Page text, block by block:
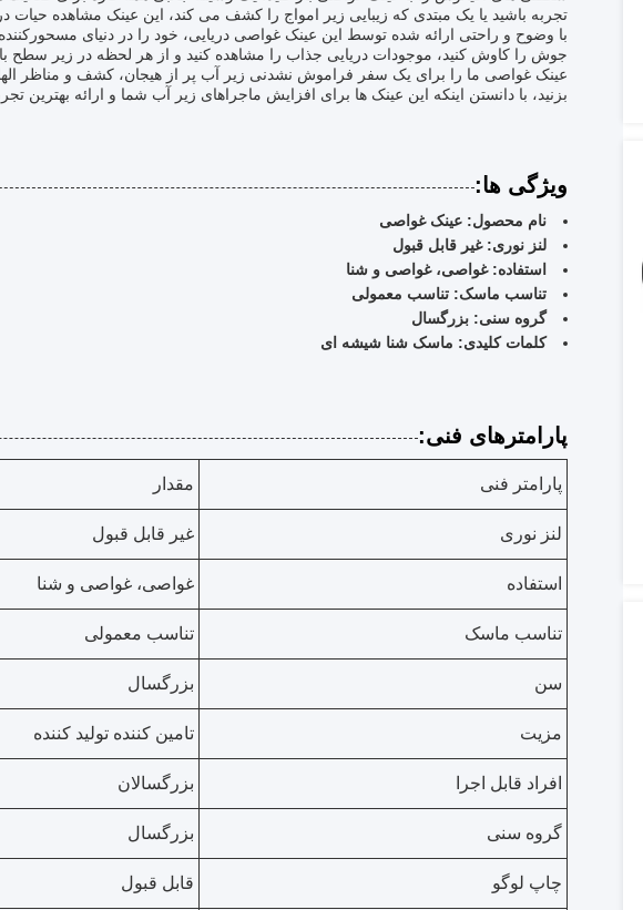
تجربه باشید یا یک مبتدی که زیبایی زیر امواج را کشف می کند، این عینک مشاهده حیات
با وضوح و راحتی ارائه شده توسط این عینک غواصی دریایی، خود را در دنیای
جوش را کاوش کنید، موجودات دریایی جذاب را مشاهده کنید و از هر لحظه در زیر سطح با
عینک غواصی ما را برای یک سفر فراموش نشدنی زیر آب پر از هیجان، کشف و مناظر
بزنید، با دانستن اینکه این عینک ها برای افزایش ماجراهای زیر آب شما و ارائه بهترین
ویژگی ها:
نام محصول: عینک غواصی
لنز نوری: غیر قابل قبول
استفاده: غواصی، غواصی و شنا
تناسب ماسک: تناسب معمولی
گروه سنی: بزرگسال
کلمات کلیدی: ماسک شنا شیشه ای
پارامترهای فنی:
پارامتر فنی مقدار
لنز نوری غیر قابل قبول
استفاده غواصی، غواصی و شنا
تناسب ماسک تناسب معمولی
سن بزرگسال
مزیت تامین کننده تولید کننده
افراد قابل اجرا بزرگسالان
گروه سنی بزرگسال
چاپ لوگو قابل قبول